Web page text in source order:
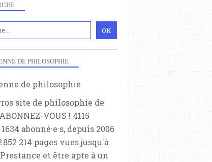
DE PHILOSOPHIE
site de philosophie de
VOUS ! 4115
abonné·e·s, depuis 2006
852 214 pages vues jusqu'à
et être apte à un